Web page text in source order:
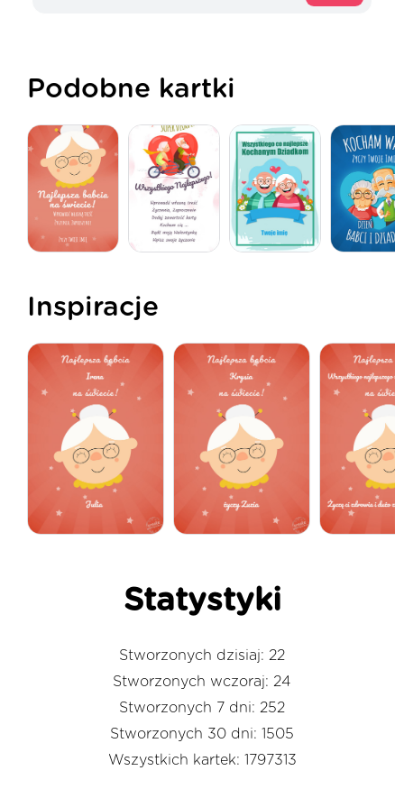
Podobne kartki
Inspiracje
Statystyki
Stworzonych dzisiaj: 22
Stworzonych wczoraj: 24
Stworzonych 7 dni: 252
Stworzonych 30 dni: 1505
Wszystkich kartek: 1797313